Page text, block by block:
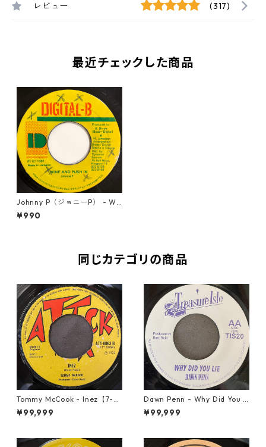
レビュー (317)
最近チェックした商品
Johnny P（ジョニーP） - Wi
ne And Push In【7-20231】
¥990
同じカテゴリの商品
Tommy McCook - Inez【7-21
840】
¥99,999
Dawn Penn - Why Did You Li
e【7-21938】
¥99,999